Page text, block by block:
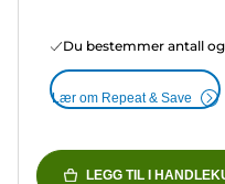
Du bestemmer antall
Lær om Repeat & Save
LEGG TIL I